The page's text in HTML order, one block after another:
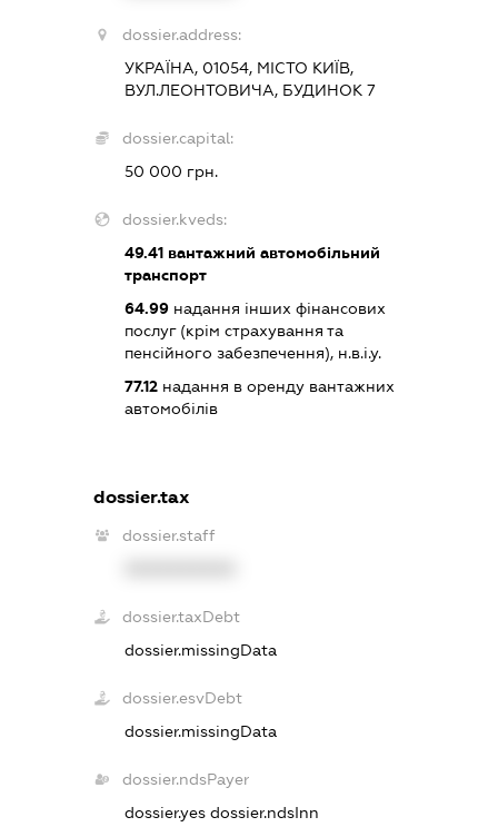
dossier.address:
УКРАЇНА, 01054, МІСТО КИЇВ,
ВУЛ.ЛЕОНТОВИЧА, БУДИНОК 7
dossier.capital:
50 000 грн.
dossier.kveds:
49.41вантажний автомобільний
транспорт
64.99надання інших фінансових
послуг (крім страхування та
пенсійного забезпечення), н.в.і.у.
77.12надання в оренду вантажних
автомобілів
dossier.tax
dossier.staff
dossier.taxDebt
dossier.missingData
dossier.esvDebt
dossier.missingData
dossier.ndsPayer
dossier.yes dossier.ndsInn